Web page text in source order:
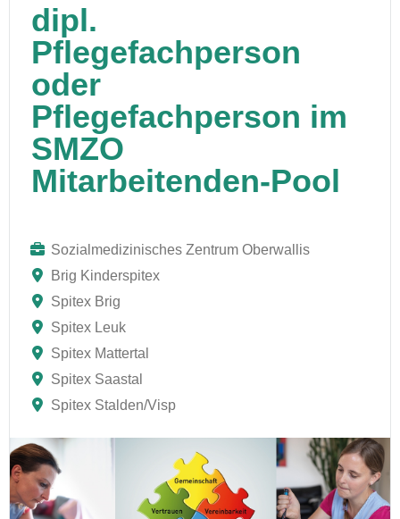
dipl.
Pflegefachperson
oder
Pflegefachperson im
SMZO
Mitarbeitenden-Pool
Sozialmedizinisches Zentrum Oberwallis
Brig Kinderspitex
Spitex Brig
Spitex Leuk
Spitex Mattertal
Spitex Saastal
Spitex Stalden/Visp